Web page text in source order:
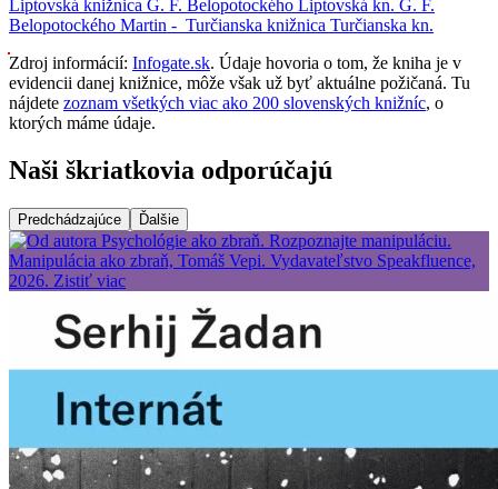
Liptovská knižnica G. F. Belopotockého Liptovská kn. G. F.
Belopotockého Martin - Turčianska knižnica Turčianska kn.
Zdroj informácií: Infogate.sk. Údaje hovoria o tom, že kniha je v
evidencii danej knižnice, môže však už byť aktuálne požičaná. Tu
nájdete zoznam všetkých viac ako 200 slovenských knižníc, o
ktorých máme údaje.
Naši škriatkovia odporúčajú
Predchádzajúce Ďalšie